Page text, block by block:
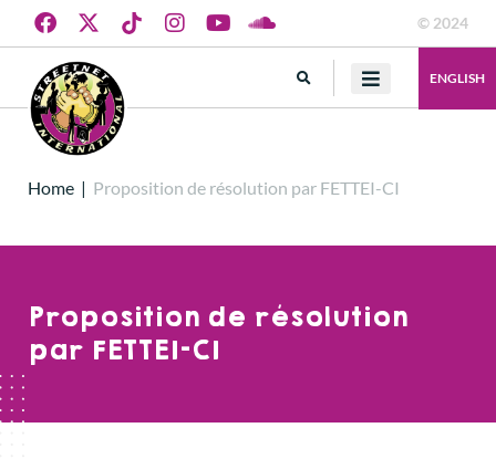
© 2024
ENGLISH
Home | Proposition de résolution par FETTEI-CI
Proposition de résolution
par FETTEI-CI